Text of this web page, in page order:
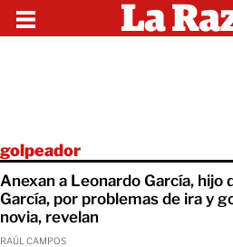
golpeador
Anexan a Leonardo García, hijo
García, por problemas de ira y
novia, revelan
RAÚL CAMPOS